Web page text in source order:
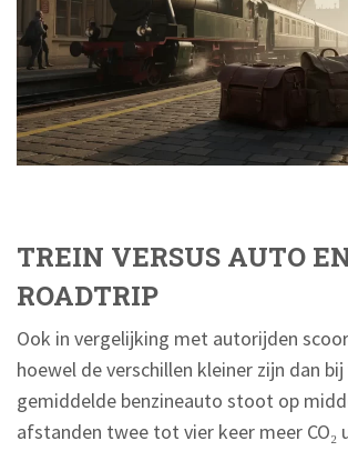
TREIN VERSUS AUTO
ROADTRIP
Ook in vergelijking met autorijden
hoewel de verschillen kleiner zijn dan bij
gemiddelde benzineauto stoot op
afstanden twee tot vier keer meer CO₂